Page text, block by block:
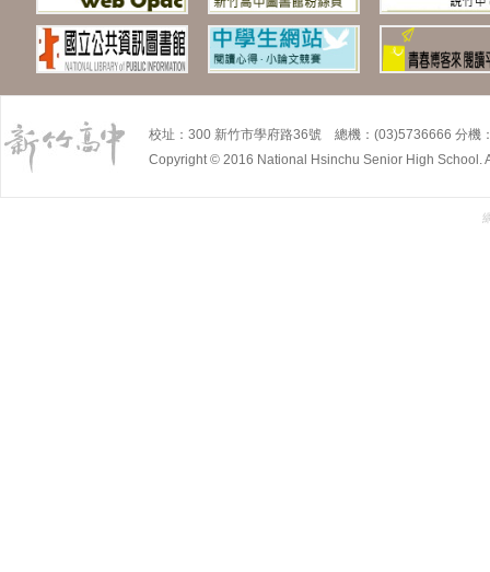
校址：300 新竹市學府路36號 總機：(03)5736666 分
Copyright © 2016 National Hsinchu Senior High School.